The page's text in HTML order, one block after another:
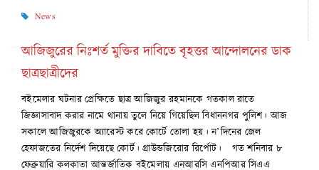
News
আজিজুরের নিঃশর্ত মুক্তির দাবিতে বৃহত্তর আন্দোলনের ডাক
ছাত্রছাত্রীদের
বইমেলার ঘটনার প্রেক্ষিতে ছাত্র আজিজুর রহমানকে গতকাল রাতে
জিজ্ঞাসাবাদ করার নামে থানায় তুলে নিয়ে গিয়েছিল বিধাননগর পুলিশ। আজ
সকালে আজিজুরকে অ্যারেস্ট করে কোর্টে তোলা হয়। ন’দিনের জেল
হেফাজতের নির্দেশ দিয়েছে কোর্ট। গ্রাউন্ডজিরোর রির্পোট। গত শনিবার ৮
ফেব্রুয়ারি কলকাতা আন্তর্জাতিক বইমেলায় এনআরসি এনপিআর সিএএ